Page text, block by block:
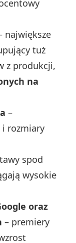
największe
tuż
z produkcji,
na
–
i rozmiary
spod
wysokie
oraz
– premiery